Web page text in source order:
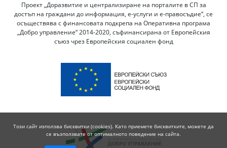
Проект „Доразвитие и централизиране на порталите в СП за
достъп на граждани до информация, е-услуги и е-правосъдие“, се
осъществява с финансовата подкрепа на Оперативна програма
„Добро управление“ 2014-2020, съфинансирана от Европейския
съюз чрез Европейския социален фонд
Този сайт използва бисквитки (cookies). Като приемете бисквитките, можете да
се възползвате от оптималното поведение на сайта.